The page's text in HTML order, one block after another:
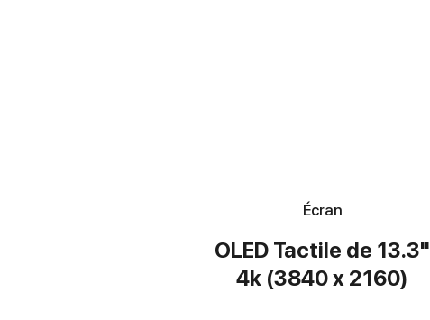
Écran
OLED Tactile de 13.3"
4k (3840 x 2160)